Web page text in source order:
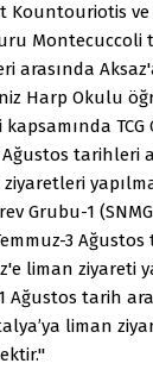
Kountouriotis ve
Montecuccoli
arasında
Harp Okulu
TCG
tarihleri
Grubu-1
3
liman ziyareti
Ağustos tarih
liman